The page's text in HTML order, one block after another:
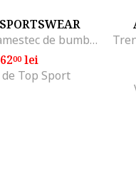
Trening din amestec de bumbac cu imprimeu, Alb/Albastru royal
00lei
Top Sport